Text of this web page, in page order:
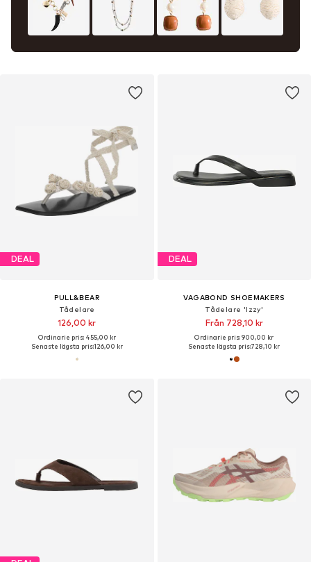
DEAL
PULL&BEAR
Tådelare
126,00 kr
Ordinarie pris: 455,00 kr
Senaste lägsta pris:126,00 kr
DEAL
VAGABOND SHOEMAKERS
Tådelare 'Izzy'
Från 728,10 kr
Ordinarie pris: 900,00 kr
Senaste lägsta pris:728,10 kr